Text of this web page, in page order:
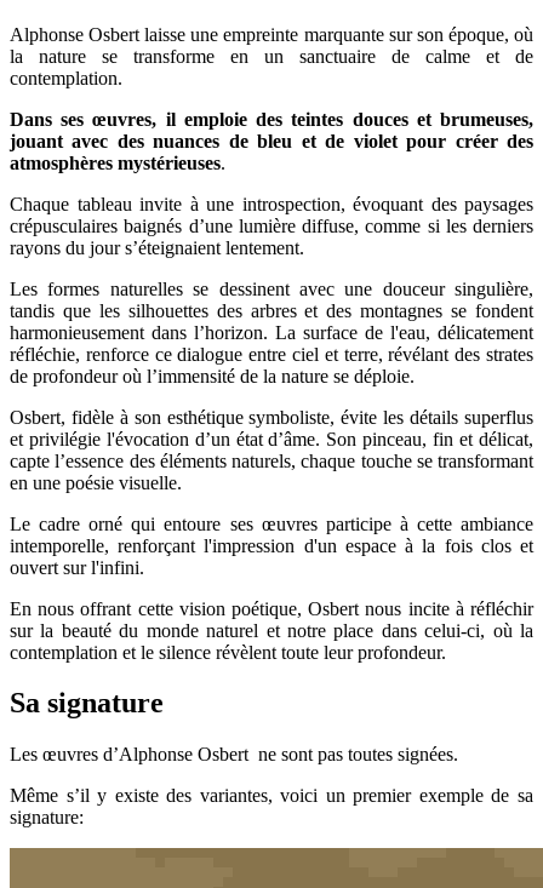
Alphonse Osbert laisse une empreinte marquante sur son époque, où
la nature se transforme en un sanctuaire de calme et de
contemplation.
Dans ses œuvres, il emploie des teintes douces et brumeuses,
jouant avec des nuances de bleu et de violet pour créer des
atmosphères mystérieuses.
Chaque tableau invite à une introspection, évoquant des paysages
crépusculaires baignés d’une lumière diffuse, comme si les derniers
rayons du jour s’éteignaient lentement.
Les formes naturelles se dessinent avec une douceur singulière,
tandis que les silhouettes des arbres et des montagnes se fondent
harmonieusement dans l’horizon. La surface de l'eau, délicatement
réfléchie, renforce ce dialogue entre ciel et terre, révélant des strates
de profondeur où l’immensité de la nature se déploie.
Osbert, fidèle à son esthétique symboliste, évite les détails superflus
et privilégie l'évocation d’un état d’âme. Son pinceau, fin et délicat,
capte l’essence des éléments naturels, chaque touche se transformant
en une poésie visuelle.
Le cadre orné qui entoure ses œuvres participe à cette ambiance
intemporelle, renforçant l'impression d'un espace à la fois clos et
ouvert sur l'infini.
En nous offrant cette vision poétique, Osbert nous incite à réfléchir
sur la beauté du monde naturel et notre place dans celui-ci, où la
contemplation et le silence révèlent toute leur profondeur.
Sa signature
Les œuvres d’Alphonse Osbert ne sont pas toutes signées.
Même s’il y existe des variantes, voici un premier exemple de sa
signature: